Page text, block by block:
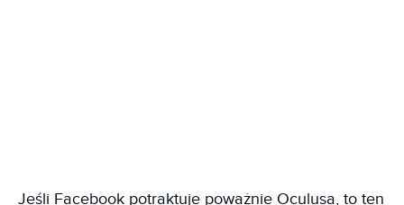
Jeśli Facebook potraktuje poważnie Oculusa, to ten